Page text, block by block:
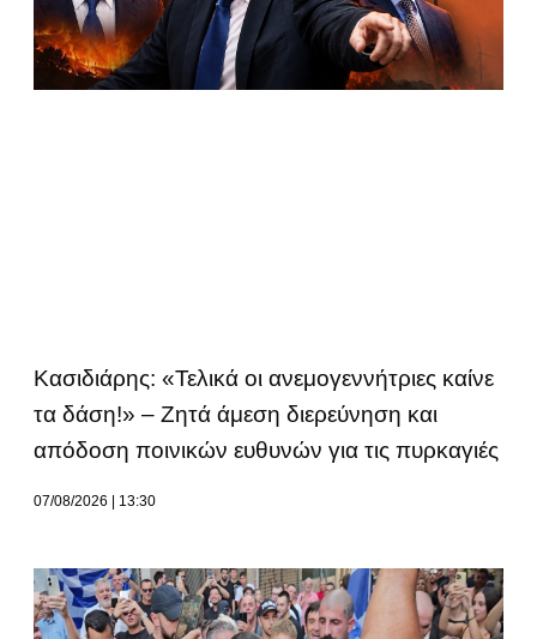
Κασιδιάρης: «Τελικά οι ανεμογεννήτριες καίνε
τα δάση!» – Ζητά άμεση διερεύνηση και
απόδοση ποινικών ευθυνών για τις πυρκαγιές
07/08/2026 13:30